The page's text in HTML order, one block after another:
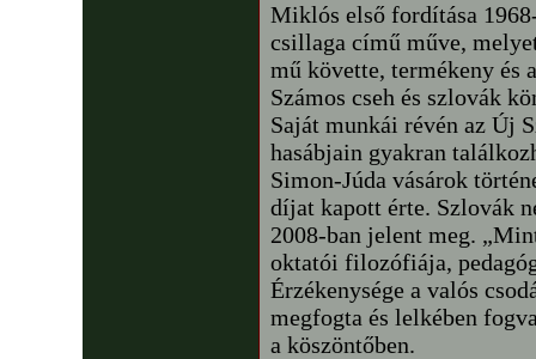
Miklós első fordítása
csillaga című műve,
mű követte, termékeny
Számos cseh és szlovák
Saját munkái révén az Új
hasábjain gyakran
Simon-Júda vásárok
díjat kapott érte. Szlovák
2008-ban jelent meg.
oktatói filozófiája,
Érzékenysége a valós
megfogta és lelkében
a köszöntőben.